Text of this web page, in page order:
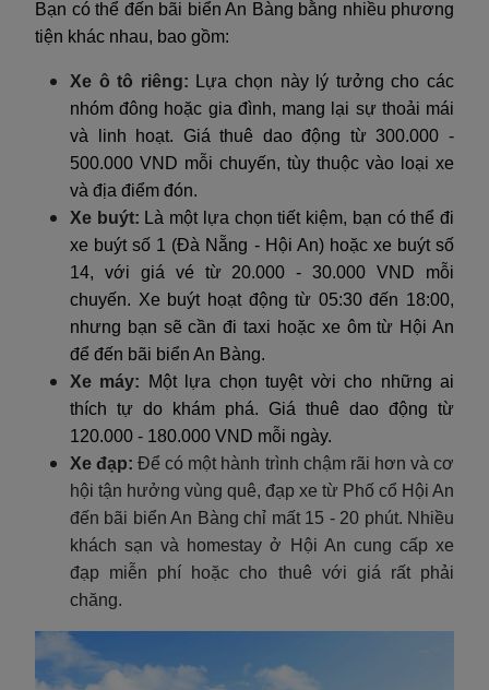
Bạn có thể đến bãi biển An Bàng bằng nhiều phương
tiện khác nhau, bao gồm:
Xe ô tô riêng: Lựa chọn này lý tưởng cho các
nhóm đông hoặc gia đình, mang lại sự thoải mái
và linh hoạt. Giá thuê dao động từ 300.000 -
500.000 VND mỗi chuyến, tùy thuộc vào loại xe
và địa điểm đón.
Xe buýt: Là một lựa chọn tiết kiệm, bạn có thể đi
xe buýt số 1 (Đà Nẵng - Hội An) hoặc xe buýt số
14, với giá vé từ 20.000 - 30.000 VND mỗi
chuyến. Xe buýt hoạt động từ 05:30 đến 18:00,
nhưng bạn sẽ cần đi taxi hoặc xe ôm từ Hội An
để đến bãi biển An Bàng.
Xe máy: Một lựa chọn tuyệt vời cho những ai
thích tự do khám phá. Giá thuê dao động từ
120.000 - 180.000 VND mỗi ngày.
Xe đạp: Để có một hành trình chậm rãi hơn và cơ
hội tận hưởng vùng quê, đạp xe từ Phố cổ Hội An
đến bãi biển An Bàng chỉ mất 15 - 20 phút. Nhiều
khách sạn và homestay ở Hội An cung cấp xe
đạp miễn phí hoặc cho thuê với giá rất phải
chăng.